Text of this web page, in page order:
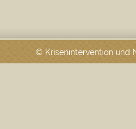
© Krisenintervention und